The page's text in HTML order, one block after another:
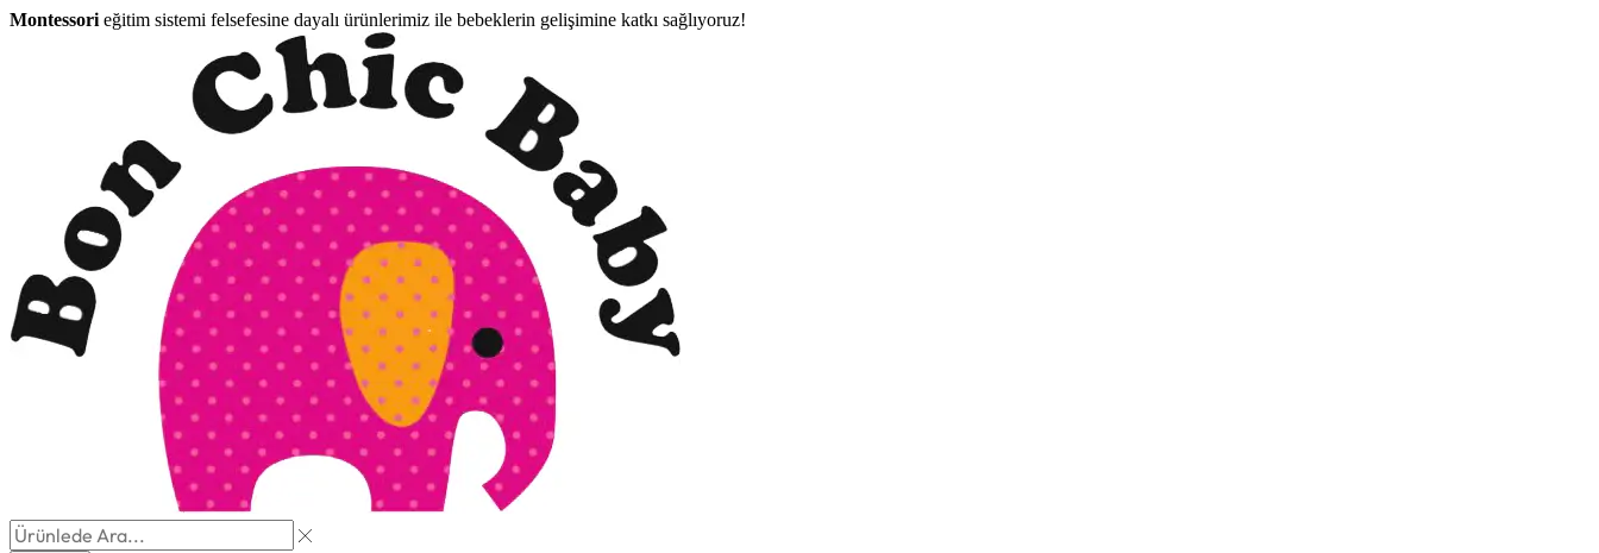
Montessori eğitim sistemi felsefesine dayalı ürünlerimiz ile bebeklerin gelişimine katkı sağlıyoruz!